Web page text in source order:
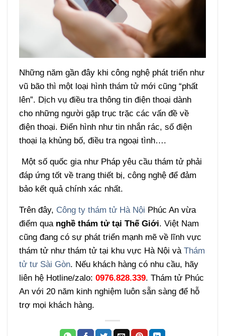
Những năm gần đây khi công nghệ phát triển như
vũ bão thì một loại hình thám tử mới cũng “phất
lên”. Dịch vụ điều tra thông tin điện thoại dành
cho những người gặp trục trặc các vấn đề về
điện thoại. Điển hình như tin nhắn rác, số điện
thoại lạ khủng bố, điều tra ngoại tình….
Một số quốc gia như Pháp yêu cầu thám tử phải
đáp ứng tốt về trang thiết bị, công nghệ để đảm
bảo kết quả chính xác nhất.
Trên đây, Công ty thám tử Hà Nội Phúc An vừa
điểm qua nghề thám tử tại Thế Giới. Việt Nam
cũng đang có sự phát triển mạnh mẽ về lĩnh vực
thám tử như thám tử tại khu vực Hà Nội vàThám
tử tư Sài Gòn. Nếu khách hàng có nhu cầu, hãy
liên hệ Hotline/zalo:0976.828.339. Thám tử Phúc
An với 20 năm kinh nghiệm luôn sẵn sàng để hỗ
trợ mọi khách hàng.